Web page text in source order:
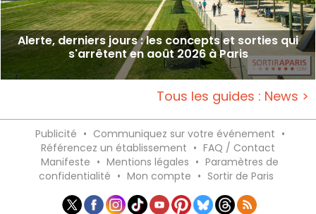
Alerte, derniers jours : les concepts et sorties qui
s'arrêtent en août 2026 à Paris
Tous les guides : News >
Publicité • Communiquez sur votre événement •
Référencez un établissement • FAQ / Contact
Manifeste • Mentions légales • Paramètres de
confidentialité • Mon compte • Sortir de Paris